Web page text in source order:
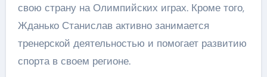
свою страну на Олимпийских играх. Кроме того,
Жданько Станислав активно занимается
тренерской деятельностью и помогает развитию
спорта в своем регионе.